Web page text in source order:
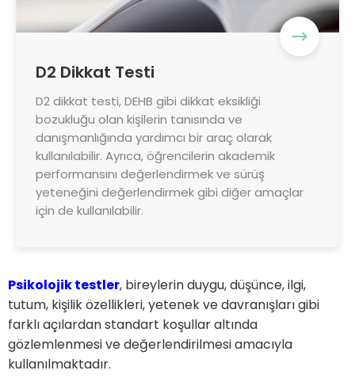
D2 Dikkat Testi
D2 dikkat testi, DEHB gibi dikkat eksikliği
bozukluğu olan kişilerin tanısında ve
danışmanlığında yardımcı bir araç olarak
kullanılabilir. Ayrıca, öğrencilerin akademik
performansını değerlendirmek ve sürüş
yeteneğini değerlendirmek gibi diğer amaçlar
için de kullanılabilir.
Psikolojik testler, bireylerin duygu, düşünce, ilgi,
tutum, kişilik özellikleri, yetenek ve davranışları gibi
farklı açılardan standart koşullar altında
gözlemlenmesi ve değerlendirilmesi amacıyla
kullanılmaktadır.